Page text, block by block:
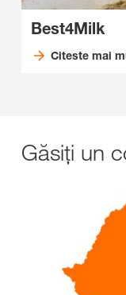
Best4Milk
Citeste mai
Găsiți un